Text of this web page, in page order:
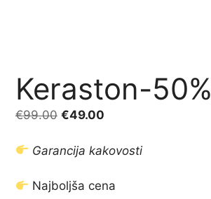
Keraston-50%
€99.00 Izvirna
je
€99.00.
€49.00Trenutna
je:
Garancija kakovosti
Najboljša cena